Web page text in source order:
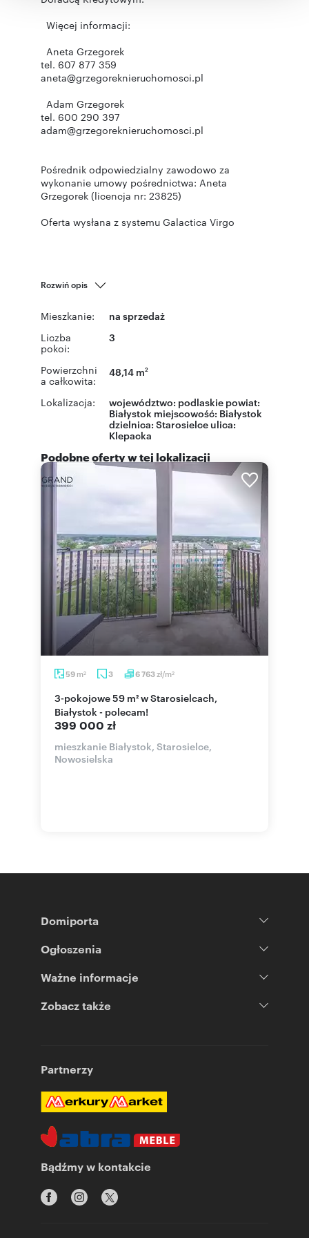
Więcej informacji:
Aneta Grzegorek
tel. 607 877 359
aneta@grzegoreknieruchomosci.pl
Adam Grzegorek
tel. 600 290 397
adam@grzegoreknieruchomosci.pl
Pośrednik odpowiedzialny zawodowo za
wykonanie umowy pośrednictwa: Aneta
Grzegorek (licencja nr: 23825)
Oferta wysłana z systemu Galactica Virgo
Rozwiń opis
Mieszkanie: na sprzedaż
Liczba
pokoi:
3
Powierzchni
a całkowita:
48,14 m2
Lokalizacja: województwo: podlaskie powiat:
Białystok miejscowość: Białystok
dzielnica: Starosielce ulica:
Klepacka
Podobne oferty w tej lokalizacji
59 m2 3 6 763zł/m2
3-pokojowe 59 m² w Starosielcach,
Białystok - polecam!
399 000 zł
mieszkanie Białystok, Starosielce,
Nowosielska
Domiporta
Ogłoszenia
Ważne informacje
Zobacz także
Partnerzy
Bądźmy w kontakcie